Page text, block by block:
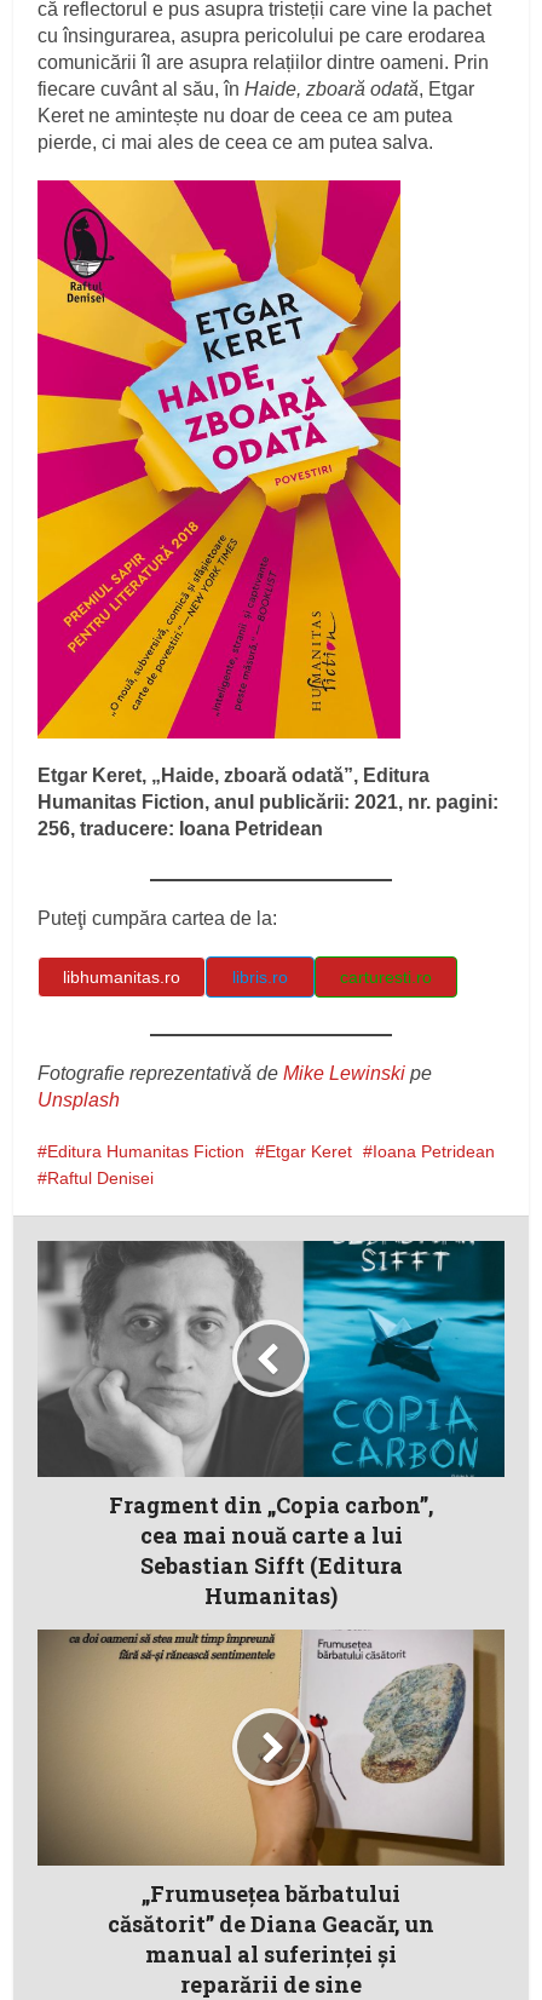
că reflectorul e pus asupra tristeții care vine la pachet
cu însingurarea, asupra pericolului pe care erodarea
comunicării îl are asupra relațiilor dintre oameni. Prin
fiecare cuvânt al său, înHaide, zboară odată, Etgar
Keret ne amintește nu doar de ceea ce am putea
pierde, ci mai ales de ceea ce am putea salva.
Etgar Keret, „Haide, zboară odată”, Editura
Humanitas Fiction, anul publicării: 2021, nr. pagini:
256, traducere: Ioana Petridean
Puteţi cumpăra cartea de la:
libhumanitas.ro libris.ro carturesti.ro
Fotografie reprezentativă deMike Lewinski pe
Unsplash
Editura Humanitas Fiction Etgar Keret
Ioana Petridean
Raftul Denisei
Fragment din „Copia carbon”,
cea mai nouă carte a lui
Sebastian Sifft (Editura
Humanitas)
„Frumusețea bărbatului
căsătorit” de Diana Geacăr, un
manual al suferinței și
reparării de sine